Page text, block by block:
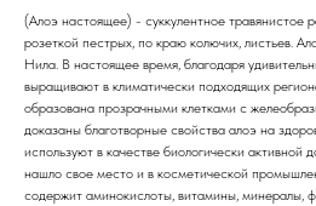
(Алоэ настоящее) - суккулентное травянистое
розеткой пестрых, по краю колючих, листьев.
Нила. В настоящее время, благодаря
выращивают в климатически подходящих
образована прозрачными клетками с
доказаны благотворные свойства алоэ на
используют в качестве биологически
нашло свое место и в косметической
содержит аминокислоты, витамины, минералы,